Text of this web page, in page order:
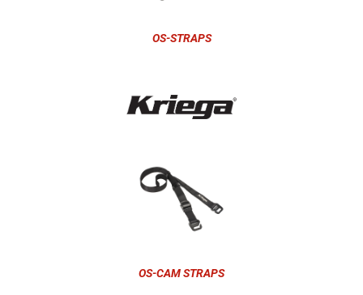
OS-STRAPS
OS-CAM STRAPS